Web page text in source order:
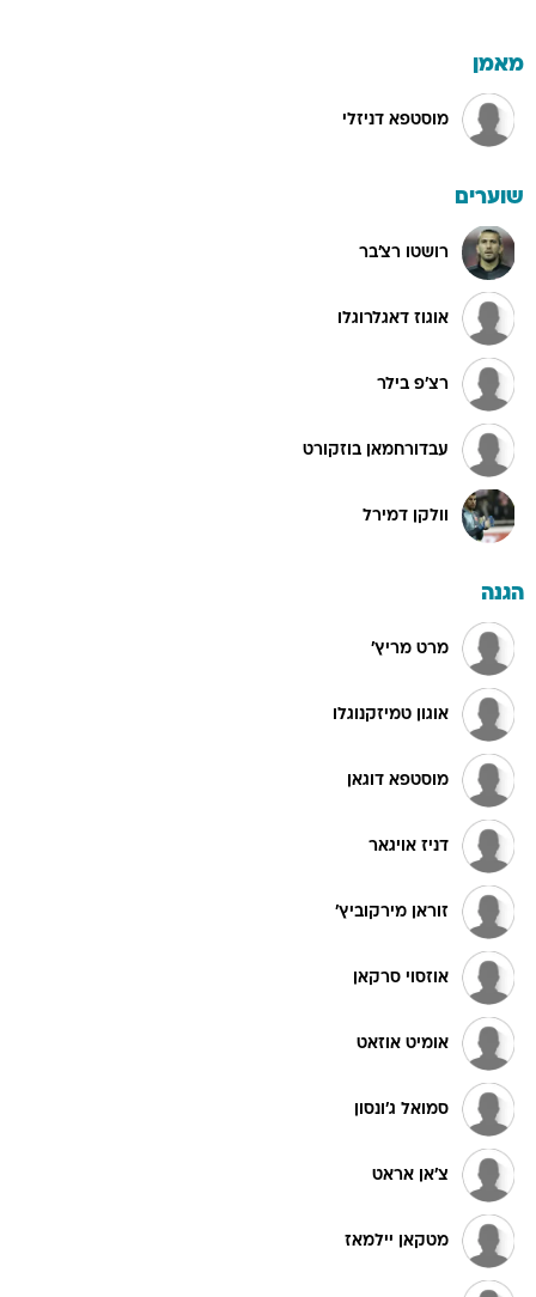
מאמן
מוסטפא דניזלי
שוערים
רושטו רצ'בר
אוגוז דאגלרוגלו
רצ'פ בילר
עבדורחמאן בוזקורט
וולקן דמירל
הגנה
מרט מריץ'
אוגון טמיזקנוגלו
מוסטפא דוגאן
דניז אויגאר
זוראן מירקוביץ'
אוזסוי סרקאן
אומיט אוזאט
סמואל ג'ונסון
צ'אן אראט
מטקאן יילמאז